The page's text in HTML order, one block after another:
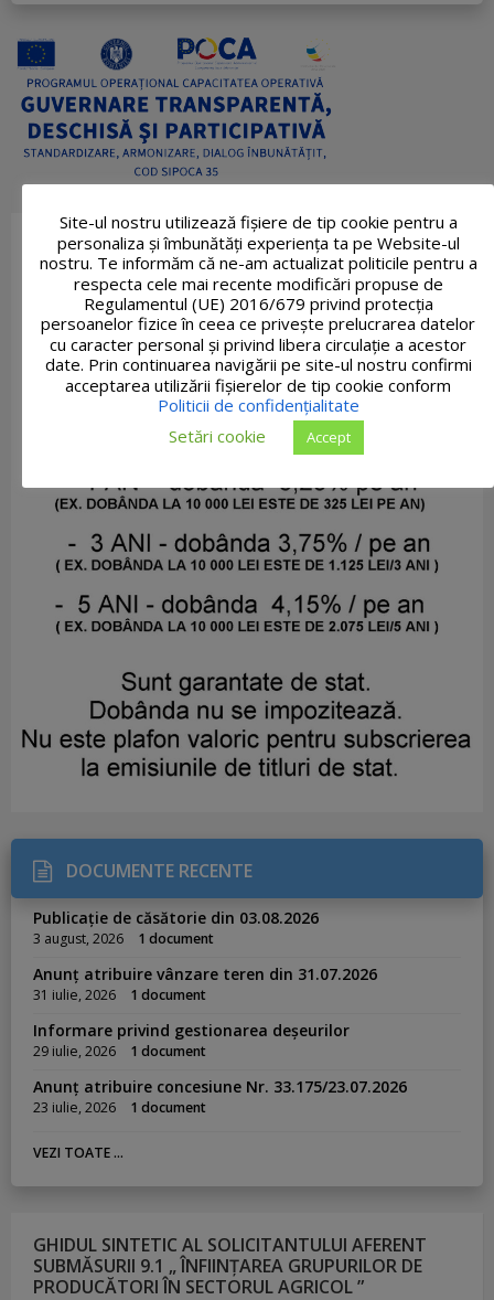
DOCUMENTE RECENTE
Publicație de căsătorie din 03.08.2026
3 august, 2026 1 document
Anunț atribuire vânzare teren din 31.07.2026
31 iulie, 2026 1 document
Informare privind gestionarea deșeurilor
29 iulie, 2026 1 document
Anunț atribuire concesiune Nr. 33.175/23.07.2026
23 iulie, 2026 1 document
VEZI TOATE ...
GHIDUL SINTETIC AL SOLICITANTULUI AFERENT
SUBMĂSURII 9.1 „ ÎNFIINȚAREA GRUPURILOR DE
PRODUCĂTORI ÎN SECTORUL AGRICOL ”
Site-ul nostru utilizează fişiere de tip cookie pentru a
personaliza și îmbunătăți experiența ta pe Website-ul
nostru. Te informăm că ne-am actualizat politicile pentru a
respecta cele mai recente modificări propuse de
Regulamentul (UE) 2016/679 privind protecția
persoanelor fizice în ceea ce privește prelucrarea datelor
cu caracter personal și privind libera circulație a acestor
date. Prin continuarea navigării pe site-ul nostru confirmi
acceptarea utilizării fişierelor de tip cookie conform
Politicii de confidențialitate
Setări cookie
Accept